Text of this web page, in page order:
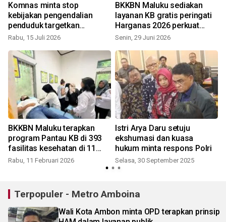
Komnas minta stop
kebijakan pengendalian
penduduk targetkan
perempuan
Rabu, 15 Juli 2026
BKKBN Maluku sediakan
layanan KB gratis peringati
Harganas 2026 perkuat
pembangunan keluarga
Senin, 29 Juni 2026
BKKBN Maluku terapkan
program Pantau KB di 393
fasilitas kesehatan di 11
kabupaten dan kota
Rabu, 11 Februari 2026
Istri Arya Daru setuju
ekshumasi dan kuasa
hukum minta respons Polri
Selasa, 30 September 2025
Terpopuler - Metro Amboina
Wali Kota Ambon minta OPD terapkan prinsip